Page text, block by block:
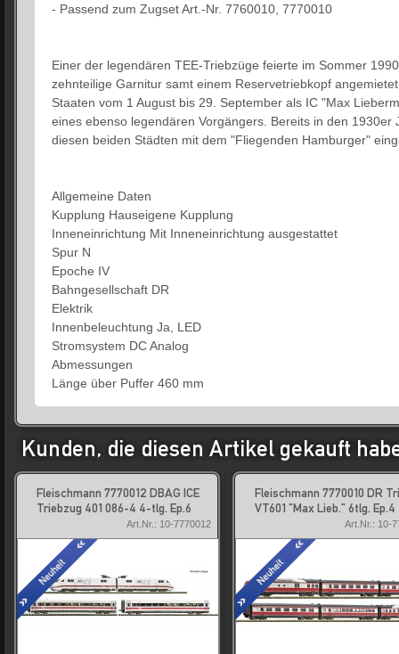
- Passend zum Zugset Art.-Nr. 7760010, 7770010
Einer der legendären TEE-Triebzüge feierte im Sommer
zehnteilige Garnitur samt einem Reservetriebkopf
Staaten vom 1 August bis 29. September als IC "Max
eines ebenso legendären Vorgängers. Bereits in den
diesen beiden Städten mit dem "Fliegenden Hamburger"
Allgemeine Daten
Kupplung Hauseigene Kupplung
Inneneinrichtung Mit Inneneinrichtung ausgestattet
Spur N
Epoche IV
Bahngesellschaft DR
Elektrik
Innenbeleuchtung Ja, LED
Stromsystem DC Analog
Abmessungen
Länge über Puffer 460 mm
Kunden, die diesen Artikel gekauft
Fleischmann 7770012 DBAG ICE
Triebzug 401 086-4 4-tlg. Ep.6
Art.Nr.: 10-7770012
Fleischmann 7770010 DR
VT601 "Max Lieb." 6tlg. Ep.4
Art.Nr.: 10-